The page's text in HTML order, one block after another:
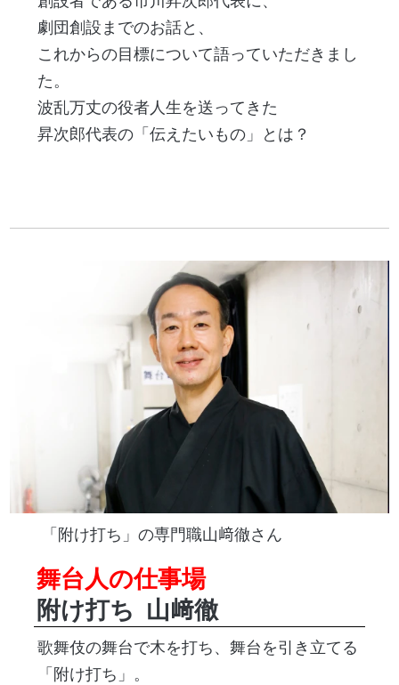
劇団創設までのお話と、
これからの目標について語っていただきまし
た。
波乱万丈の役者人生を送ってきた
昇次郎代表の「伝えたいもの」とは？
「附け打ち」の専門職山﨑徹さん
舞台人の仕事場
附け打ち 山﨑徹
歌舞伎の舞台で木を打ち、舞台を引き立てる
「附け打ち」。